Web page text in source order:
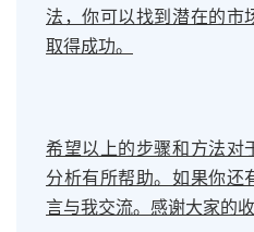
法，你可以找到潜在的市
取得成功。
希望以上的步骤和方法对
分析有所帮助。如果你还
言与我交流。感谢大家的